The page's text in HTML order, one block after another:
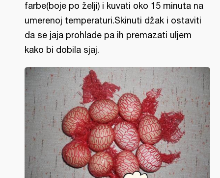
farbe(boje po želji) i kuvati oko 15 minuta na
umerenoj temperaturi.Skinuti džak i ostaviti
da se jaja prohlade pa ih premazati uljem
kako bi dobila sjaj.